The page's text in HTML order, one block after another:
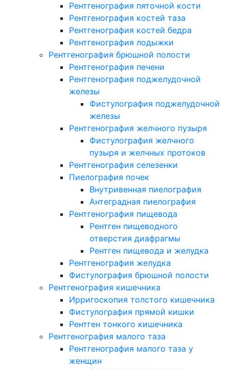
Рентгенография пяточной кости
Рентгенография костей таза
Рентгенография костей бедра
Рентгенография лодыжки
Рентгенография брюшной полости
Рентгенография печени
Рентгенография поджелудочной
железы
Фистулография поджелудочной
железы
Рентгенография желчного пузыря
Фистулография желчного
пузыря и желчных протоков
Рентгенография селезенки
Пиелография почек
Внутривенная пиелография
Антеградная пиелография
Рентгенография пищевода
Рентген пищеводного
отверстия диафрагмы
Рентген пищевода и желудка
Рентгенография желудка
Фистулография брюшной полости
Рентгенография кишечника
Ирригоскопия толстого кишечника
Фистулография прямой кишки
Рентген тонкого кишечника
Рентгенография малого таза
Рентгенография малого таза у
женщин